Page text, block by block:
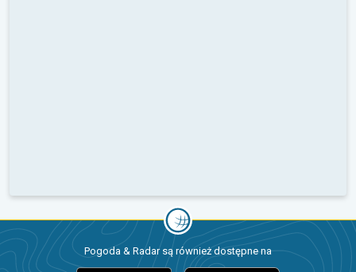
Pogoda & Radar są również dostępne na